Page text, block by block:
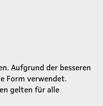
Aufgrund der besseren
Form verwendet.
gelten für alle